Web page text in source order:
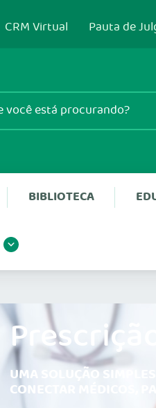
CRM Virtual Pauta de
BIBLIOTECA
UMA SOLUÇÃO
CONECTAR MÉDICOS,